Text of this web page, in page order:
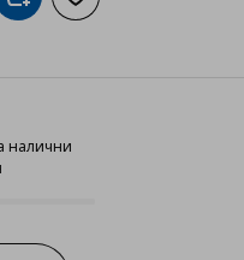
налични